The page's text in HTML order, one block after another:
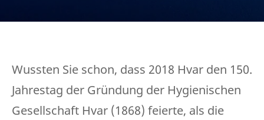
Wussten Sie schon, dass 2018 Hvar den 150.
Jahrestag der Gründung der Hygienischen
Gesellschaft Hvar (1868) feierte, als die